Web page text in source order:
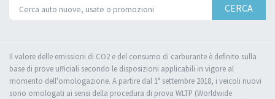
CERCA
Il valore delle emissioni di CO2 e del consumo di carburante è definito sulla
base di prove ufficiali secondo le disposizioni applicabili in vigore al
momento dell'omologazione. A partire dal 1° settembre 2018, i veicoli nuovi
sono omologati ai sensi della procedura di prova WLTP (Worldwide